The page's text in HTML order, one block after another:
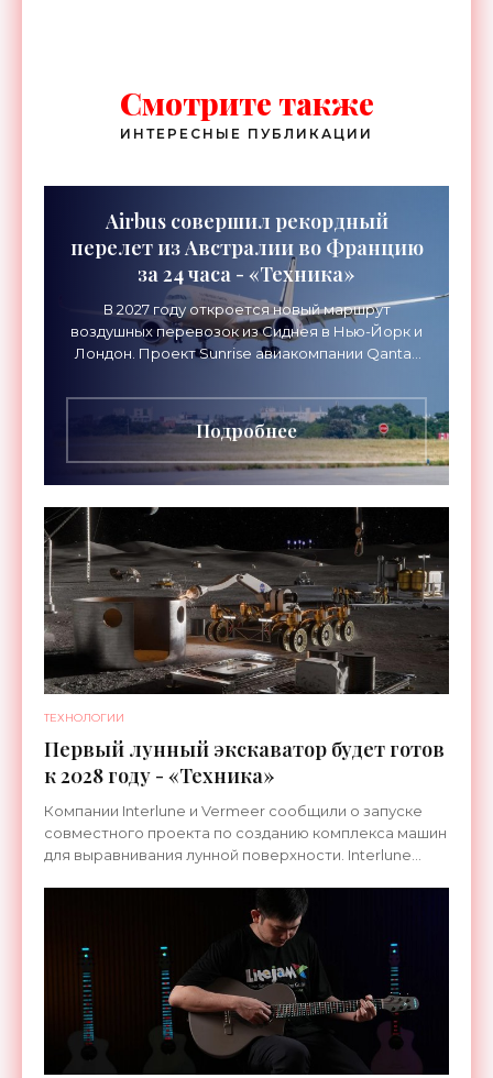
Смотрите также
ИНТЕРЕСНЫЕ ПУБЛИКАЦИИ
Airbus совершил рекордный
перелет из Австралии во Францию
за 24 часа - «Техника»
В 2027 году откроется новый маршрут
воздушных перевозок из Сиднея в Нью-Йорк и
Лондон. Проект Sunrise авиакомпании Qantas
длительностью до 24
Подробнее
ТЕХНОЛОГИИ
Первый лунный экскаватор будет готов
к 2028 году - «Техника»
Компании Interlune и Vermeer сообщили о запуске
совместного проекта по созданию комплекса машин
для выравнивания лунной поверхности. Interlune